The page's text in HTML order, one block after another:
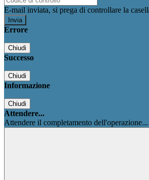
E-mail inviata, si prega di controllare la
Errore
Chiudi
Successo
Chiudi
Informazione
Chiudi
Attendere...
Attendere il completamento dell'operazione...